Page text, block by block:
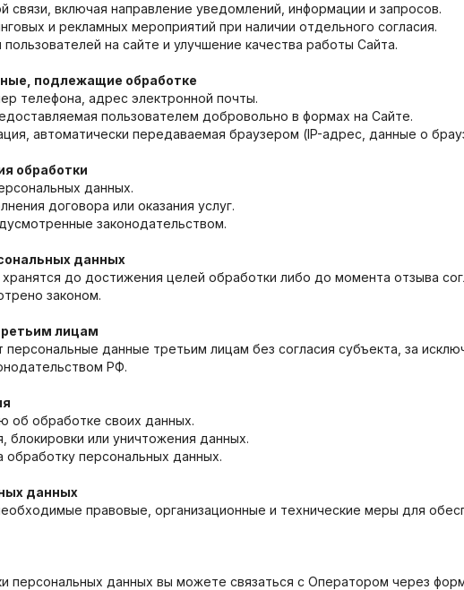
связи, включая направление уведомлений, информации и запросов.
и рекламных мероприятий при наличии отдельного согласия.
пользователей на сайте и улучшение качества работы Сайта.
подлежащие обработке
телефона, адрес электронной почты.
пользователем добровольно в формах на Сайте.
автоматически передаваемая браузером (IP-адрес, данные о
обработки
данных.
договора или оказания услуг.
законодательством.
данных
до достижения целей обработки либо до момента отзыва
законом.
лицам
данные третьим лицам без согласия субъекта, за
РФ.
об обработке своих данных.
блокировки или уничтожения данных.
обработку персональных данных.
данных
правовые, организационные и технические меры для
персональных данных вы можете связаться с Оператором через